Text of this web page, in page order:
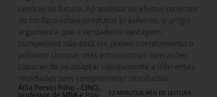
cenário de futuro. Ao analisar os efeitos recentes
do tarifaço sobre produtos brasileiros, o artigo
argumenta que a verdadeira vantagem
competitiva não está em prever corretamente o
próximo choque, mas em construir operações
capazes de se adaptar rapidamente a diferentes
realidades sem comprometer resultados.
Átila Persici Filho - CINO,
professor de MBA e Pós- 12 MINUTOS MIN DE LEITURA